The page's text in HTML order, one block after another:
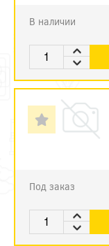
В наличии
Под заказ